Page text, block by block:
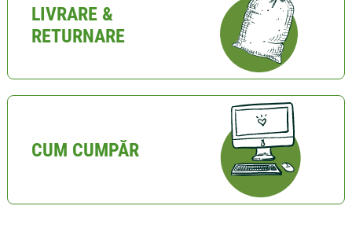
LIVRARE &
RETURNARE
CUM CUMPĂR